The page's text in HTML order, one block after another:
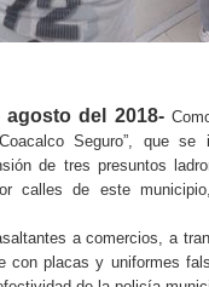
agosto del 2018-
Seguro”, que
de tres presuntos
calles de este
a comercios, a
con placas y uniformes